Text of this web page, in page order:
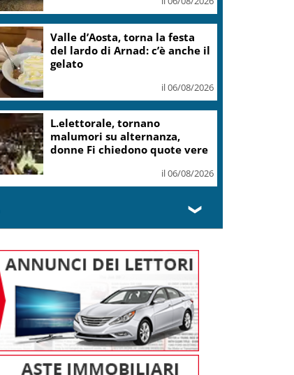
Valle d’Aosta, torna la festa
del lardo di Arnad: c’è anche il
gelato
il 06/08/2026
L.elettorale, tornano
malumori su alternanza,
donne Fi chiedono quote vere
il 06/08/2026
❯